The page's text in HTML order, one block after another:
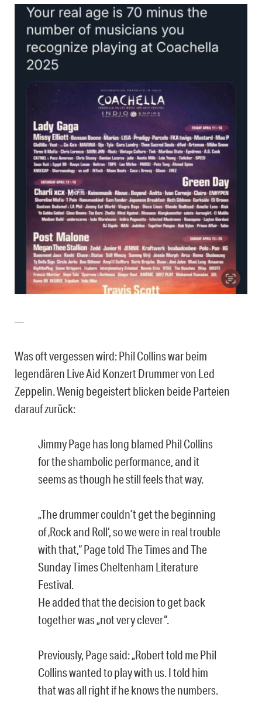
—
Was oft vergessen wird: Phil Collins war beim
legendären Live Aid Konzert Drummer von Led
Zeppelin. Wenig begeistert blicken beide Parteien
darauf zurück:
Jimmy Page has long blamed Phil Collins
for the shambolic performance, and it
seems as though he still feels that way.
„The drummer couldn’t get the beginning
of ‚Rock and Roll‘, so we were in real trouble
with that,“ Page told The Times and The
Sunday Times Cheltenham Literature
Festival.
He added that the decision to get back
together was „not very clever“.
Previously, Page said: „Robert told me Phil
Collins wanted to play with us. I told him
that was all right if he knows the numbers.